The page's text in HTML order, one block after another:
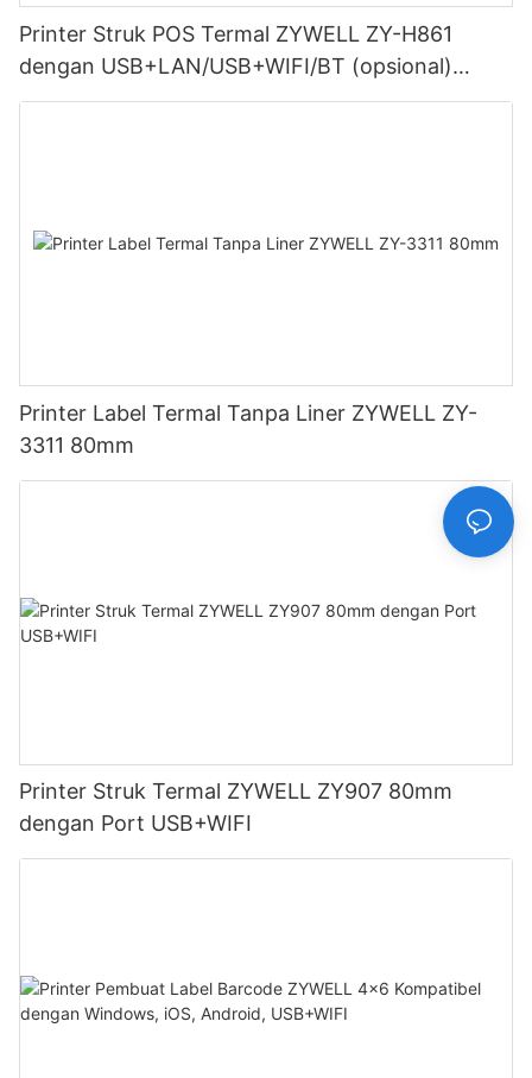
Printer Struk POS Termal ZYWELL ZY-H861
dengan USB+LAN/USB+WIFI/BT (opsional)
Hitam
Printer Label Termal Tanpa Liner ZYWELL ZY-
3311 80mm
Printer Struk Termal ZYWELL ZY907 80mm
dengan Port USB+WIFI